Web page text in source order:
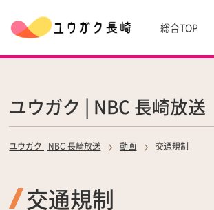
総合TOP
ユウガク | NBC 長崎放送
ユウガク | NBC 長崎放送 動画 交通規制
交通規制